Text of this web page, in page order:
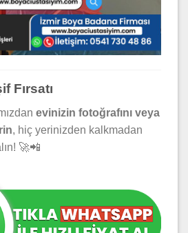
Fırsatı
evinizin fotoğrafını veya
, hiç yerinizden kalkmadan
🚀📲